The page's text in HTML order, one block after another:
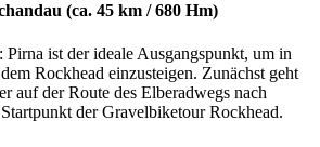
(ca. 45 km / 680 Hm)
ist der ideale Ausgangspunkt, um in
Rockhead einzusteigen. Zunächst geht
auf der Route des Elberadwegs nach
der Gravelbiketour Rockhead.